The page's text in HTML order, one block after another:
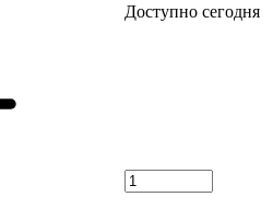
Доступно сегодня